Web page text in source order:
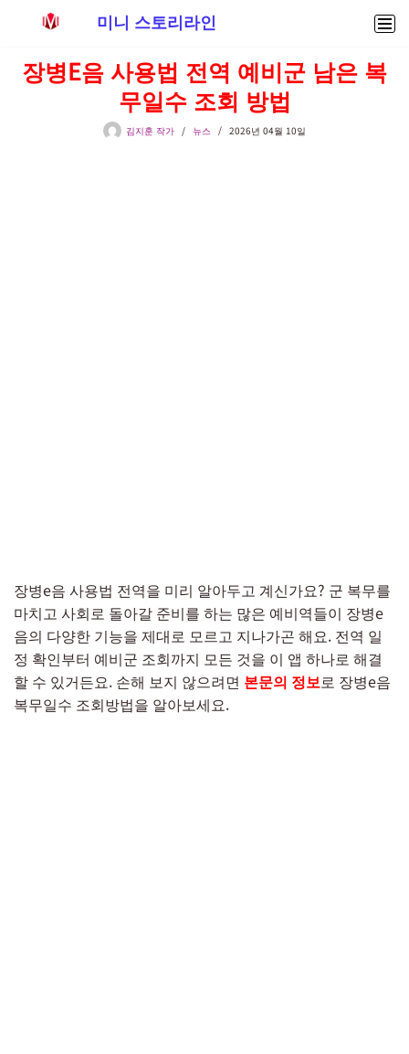
텐
미니 스토리라인
장병E음 사용법 전역 예비군 남은 복
무일수 조회 방법
김지훈 작가 뉴스 2026년 04월 10일
장병e음 사용법 전역을 미리 알아두고 계신가요? 군 복무를
마치고 사회로 돌아갈 준비를 하는 많은 예비역들이 장병e
음의 다양한 기능을 제대로 모르고 지나가곤 해요. 전역 일
정 확인부터 예비군 조회까지 모든 것을 이 앱 하나로 해결
할 수 있거든요. 손해 보지 않으려면 본문의 정보로 장병e음
복무일수 조회방법을 알아보세요.